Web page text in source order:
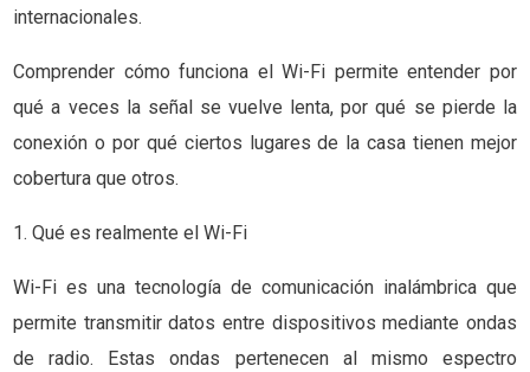
internacionales.
Comprender cómo funciona el Wi-Fi permite entender por
qué a veces la señal se vuelve lenta, por qué se pierde la
conexión o por qué ciertos lugares de la casa tienen mejor
cobertura que otros.
1. Qué es realmente el Wi-Fi
Wi-Fi es una tecnología de comunicación inalámbrica que
permite transmitir datos entre dispositivos mediante ondas
de radio. Estas ondas pertenecen al mismo espectro